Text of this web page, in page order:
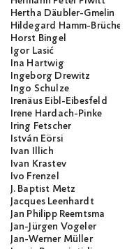
Hertha Däubler-Gmelin
Hildegard Hamm-Brücher
Horst Bingel
Igor Lasić
Ina Hartwig
Ingeborg Drewitz
Ingo Schulze
Irenäus Eibl-Eibesfeld
Irene Hardach-Pinke
Iring Fetscher
István Eörsi
Ivan Illich
Ivan Krastev
Ivo Frenzel
J. Baptist Metz
Jacques Leenhardt
Jan Philipp Reemtsma
Jan-Jürgen Vogeler
Jan-Werner Müller